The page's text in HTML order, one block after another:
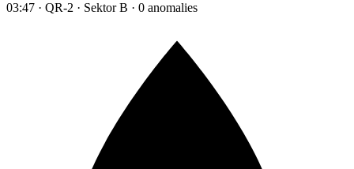
03:47 · QR-2 · Sektor B · 0 anomalies